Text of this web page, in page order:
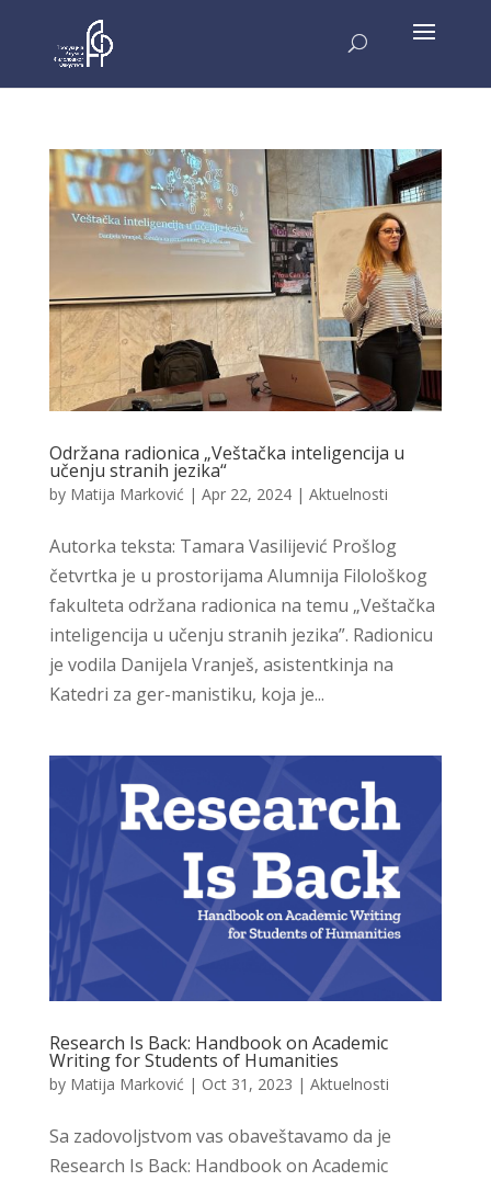
Održana radionica „Veštačka inteligencija u
učenju stranih jezika“
by Matija Marković | Apr 22, 2024| Aktuelnosti
Autorka teksta: Tamara Vasilijević Prošlog
četvrtka je u prostorijama Alumnija Filološkog
fakulteta održana radionica na temu „Veštačka
inteligencija u učenju stranih jezika”. Radionicu
je vodila Danijela Vranješ, asistentkinja na
Katedri za ger-manistiku, koja je...
Research Is Back: Handbook on Academic
Writing for Students of Humanities
by Matija Marković | Oct 31, 2023 | Aktuelnosti
Sa zadovoljstvom vas obaveštavamo da je
Research Is Back: Handbook on Academic